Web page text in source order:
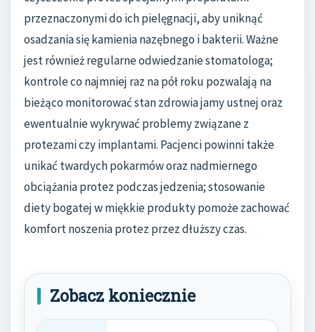
przeznaczonymi do ich pielęgnacji, aby uniknąć
osadzania się kamienia nazębnego i bakterii. Ważne
jest również regularne odwiedzanie stomatologa;
kontrole co najmniej raz na pół roku pozwalają na
bieżąco monitorować stan zdrowia jamy ustnej oraz
ewentualnie wykrywać problemy związane z
protezami czy implantami. Pacjenci powinni także
unikać twardych pokarmów oraz nadmiernego
obciążania protez podczas jedzenia; stosowanie
diety bogatej w miękkie produkty pomoże zachować
komfort noszenia protez przez dłuższy czas.
Zobacz koniecznie